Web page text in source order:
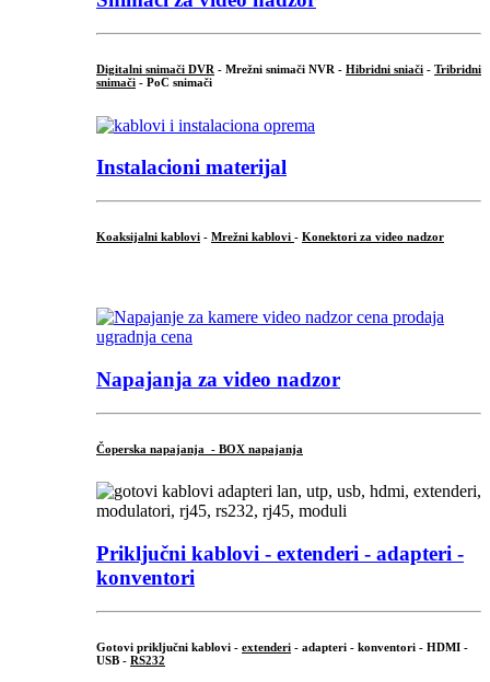
Digitalni snimači DVR - Mrežni snimači NVR - Hibridni sniači - Tribridni
snimači - PoC snimači
Instalacioni materijal
Koaksijalni kablovi - Mrežni kablovi - Konektori za video nadzor
Napajanja za video nadzor
Čoperska napajanja - BOX napajanja
Priključni kablovi - extenderi - adapteri -
konventori
Gotovi priključni kablovi - extenderi - adapteri - konventori - HDMI -
USB - RS232